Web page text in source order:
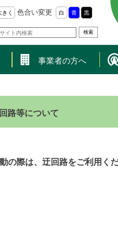
きく 色合い変更 白 青 黒
事業者の方へ
路等について
の際は、迂回路をご利用くだ